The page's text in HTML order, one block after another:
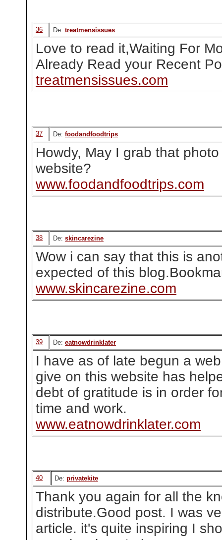
36 De: treatmensissues
Love to read it,Waiting For
Already Read your Recent
treatmensissues.com
37 De: foodandfoodtrips
Howdy, May I grab that
website?
www.foodandfoodtrips.com
38 De: skincarezine
Wow i can say that this is
expected of this
www.skincarezine.com
39 De: eatnowdrinklater
I have as of late begun a
give on this website has
debt of gratitude is in order
time and work.
www.eatnowdrinklater.com
40 De: privatekite
Thank you again for all the
distribute.Good post. I was
article. it's quite inspiring I